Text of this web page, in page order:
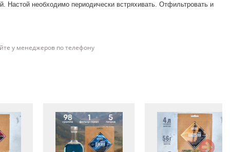
Настой необходимо периодически встряхивать. Отфильтровать и
у менеджеров по телефону